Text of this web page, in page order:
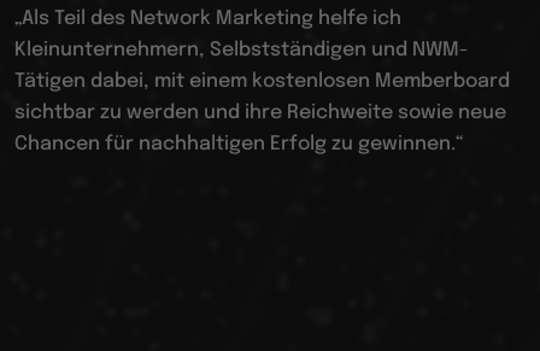
„Als Teil des Network Marketing helfe ich
Kleinunternehmern, Selbstständigen und NWM-
Tätigen dabei, mit einem kostenlosen Memberboard
sichtbar zu werden und ihre Reichweite sowie neue
Chancen für nachhaltigen Erfolg zu gewinnen.“